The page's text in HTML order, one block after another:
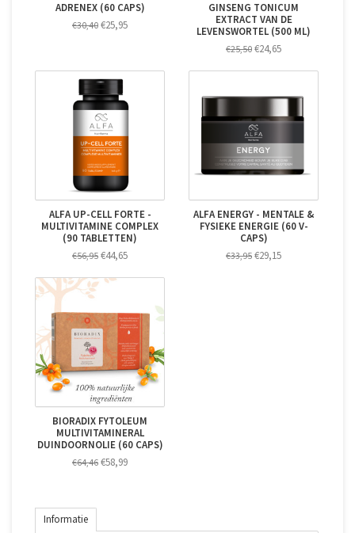
ADRENEX (60 CAPS)
€30,40 €25,95
GINSENG TONICUM
EXTRACT VAN DE
LEVENSWORTEL (500 ML)
€25,50 €24,65
ALFA UP-CELL FORTE -
MULTIVITAMINE COMPLEX
(90 TABLETTEN)
€56,95 €44,65
ALFA ENERGY - MENTALE &
FYSIEKE ENERGIE (60 V-
CAPS)
€33,95 €29,15
BIORADIX FYTOLEUM
MULTIVITAMINERAL
DUINDOORNOLIE (60 CAPS)
€64,46 €58,99
Informatie